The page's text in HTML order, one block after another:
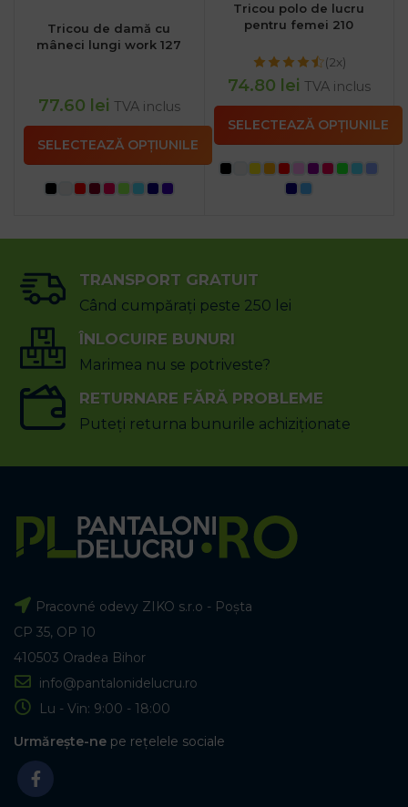
Tricou de damă cu
mâneci lungi work 127
77.60 lei TVA inclus
SELECTEAZĂ OPȚIUNILE
Tricou polo de lucru
pentru femei 210
(2x)
74.80 lei TVA inclus
SELECTEAZĂ OPȚIUNILE
TRANSPORT GRATUIT
Când cumpărați peste 250 lei
ÎNLOCUIRE BUNURI
Marimea nu se potriveste?
RETURNARE FĂRĂ PROBLEME
Puteți returna bunurile achiziționate
Pracovné odevy ZIKO s.r.o - Poșta
CP 35, OP 10
410503 Oradea Bihor
info@pantalonidelucru.ro
Lu - Vin: 9:00 - 18:00
Urmărește-ne pe rețelele sociale